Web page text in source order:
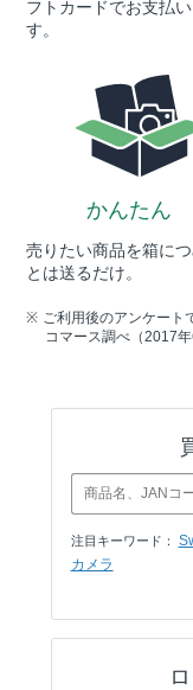
フトカードでお支払い
す。
かんたん
売りたい商品を箱に
とは送るだけ。
ご利用後のアンケート
コマース調べ（2017年
注目キーワード：
カメラ